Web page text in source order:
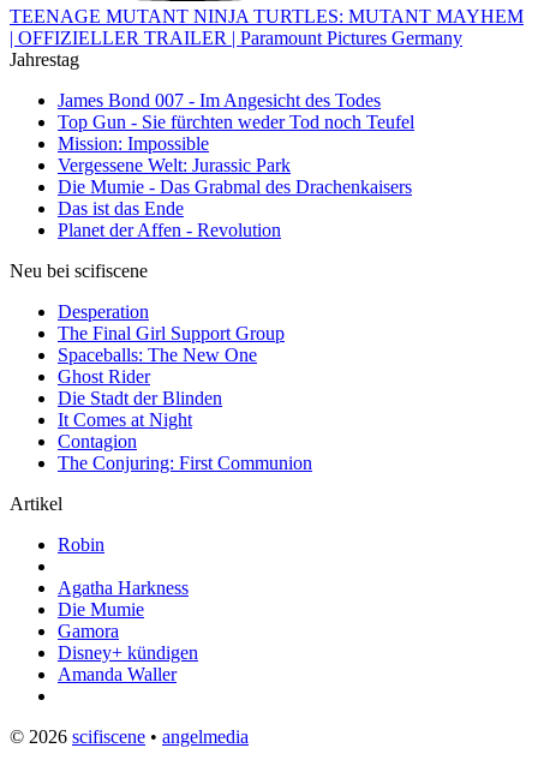
TEENAGE MUTANT NINJA TURTLES: MUTANT MAYHEM
| OFFIZIELLER TRAILER | Paramount Pictures Germany
Jahrestag
James Bond 007 - Im Angesicht des Todes
Top Gun - Sie fürchten weder Tod noch Teufel
Mission: Impossible
Vergessene Welt: Jurassic Park
Die Mumie - Das Grabmal des Drachenkaisers
Das ist das Ende
Planet der Affen - Revolution
Neu bei scifiscene
Desperation
The Final Girl Support Group
Spaceballs: The New One
Ghost Rider
Die Stadt der Blinden
It Comes at Night
Contagion
The Conjuring: First Communion
Artikel
Robin
Agatha Harkness
Die Mumie
Gamora
Disney+ kündigen
Amanda Waller
© 2026 scifiscene • angelmedia